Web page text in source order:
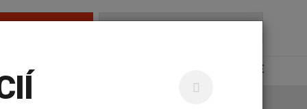
UNILABS ONLINE